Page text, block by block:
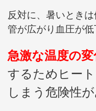
反対に、暑いとき
管が広がり血圧が低
急激な温度の変
するためヒー
しまう危険性